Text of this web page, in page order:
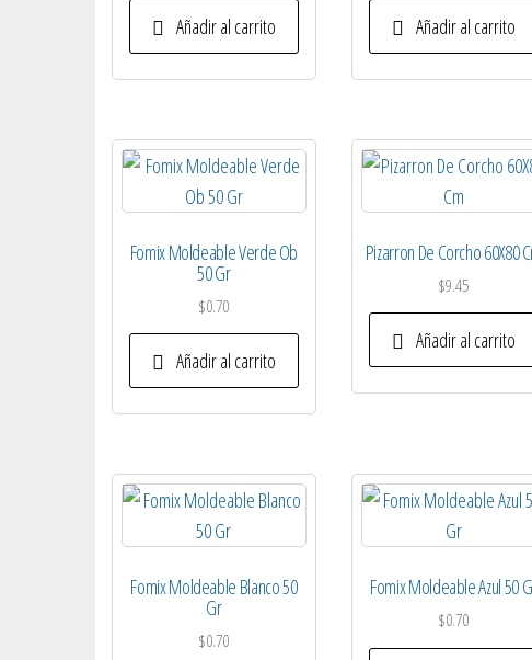
Añadir al carrito Añadir al carrito
Fomix Moldeable Verde Ob
50 Gr
$0.70
Añadir al carrito
Pizarron De Corcho 60X80
$9.45
Añadir al carrito
Fomix Moldeable Blanco 50
Gr
$0.70
Fomix Moldeable Azul 50
$0.70